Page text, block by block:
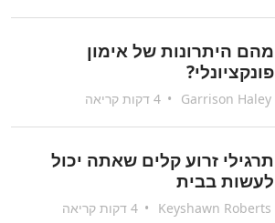
מהם היתרונות של אימון
פונקציונלי?
Garrison Haley
•
תרגילי זרוע קלים שאתה יכול
לעשות בבית
Keyshawn Roberts
•